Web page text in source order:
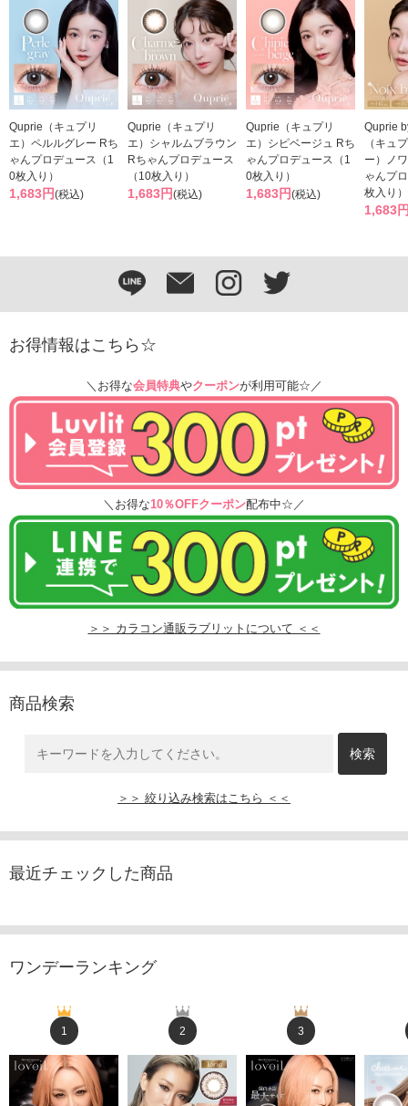
Quprie（キュプリ
エ）ペルルグレー Rち
ゃんプロデュース（1
0枚入り）
1,683円(税込)
Quprie（キュプリ
エ）シャルムブラウン
Rちゃんプロデュース
（10枚入り）
1,683円(税込)
Quprie（キュプリ
エ）シピベージュ Rち
ゃんプロデュース（1
0枚入り）
1,683円(税込)
Quprie
（キュ
ー）ノ
ゃんプ
枚入り）
1,683
お得情報はこちら☆
＼お得な会員特典やクーポンが利用可能☆／
＼お得な10％OFFクーポン配布中☆／
＞＞ カラコン通販ラブリットについて ＜＜
商品検索
＞＞ 絞り込み検索はこちら ＜＜
最近チェックした商品
ワンデーランキング
1 2 3